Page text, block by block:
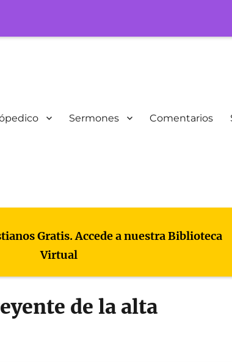
Sermones Comentarios
Gratis. Accede a nuestra Biblioteca
Virtual
de la alta